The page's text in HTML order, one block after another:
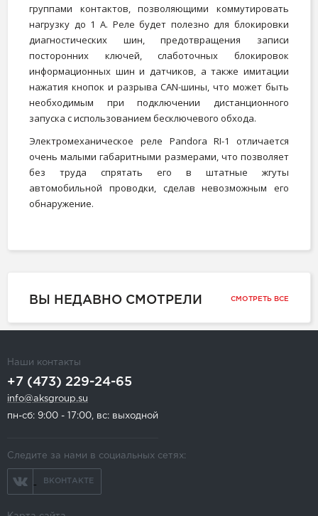
группами контактов, позволяющими коммутировать
нагрузку до 1 А. Реле будет полезно для блокировки
диагностических шин, предотвращения записи
посторонних ключей, слаботочных блокировок
информационных шин и датчиков, а также имитации
нажатия кнопок и разрыва CAN-шины, что может быть
необходимым при подключении дистанционного
запуска с использованием бесключевого обхода.
Электромеханическое реле Pandora RI-1 отличается
очень малыми габаритными размерами, что позволяет
без труда спрятать его в штатные жгуты
автомобильной проводки, сделав невозможным его
обнаружение.
ВЫ НЕДАВНО СМОТРЕЛИ СМОТРЕТЬ ВСЕ
Наши контакты
+7 (473) 229-24-65
info@aksgroup.su
пн-сб: 9:00 - 17:00, вс: выходной
Следите за нами в социальных сетях:
ВКОНТАКТЕ